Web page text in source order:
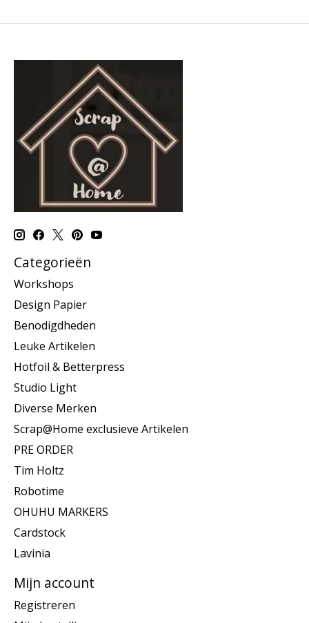
Categorieën
Workshops
Design Papier
Benodigdheden
Leuke Artikelen
Hotfoil & Betterpress
Studio Light
Diverse Merken
Scrap@Home exclusieve Artikelen
PRE ORDER
Tim Holtz
Robotime
OHUHU MARKERS
Cardstock
Lavinia
Mijn account
Registreren